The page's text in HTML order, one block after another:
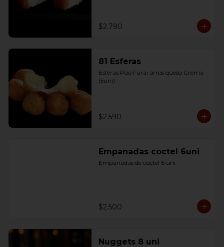
$2.790
81 Esferas
Esferas Poo Furai arros queso Crema
(5uni)
$2.590
Empanadas coctel 6uni
Empanadas de coctel 6 uni
$2.500
Nuggets 8 uni